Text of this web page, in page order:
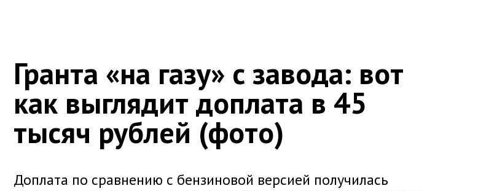
Гранта «на газу» с завода: вот
как выглядит доплата в 45
тысяч рублей (фото)
Доплата по сравнению с бензиновой версией получилась